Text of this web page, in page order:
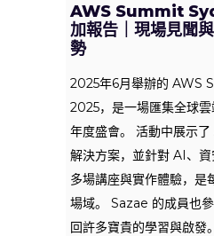
AWS Summit
加報告｜現場見聞
勢
2025年6月舉辦的 AWS
2025，是一場匯集全球
年度盛會。 活動中展示
解決方案，並針對 AI、
多場講座與實作體驗，是
場域。 Sazae 的成員也
回許多寶貴的學習與啟發